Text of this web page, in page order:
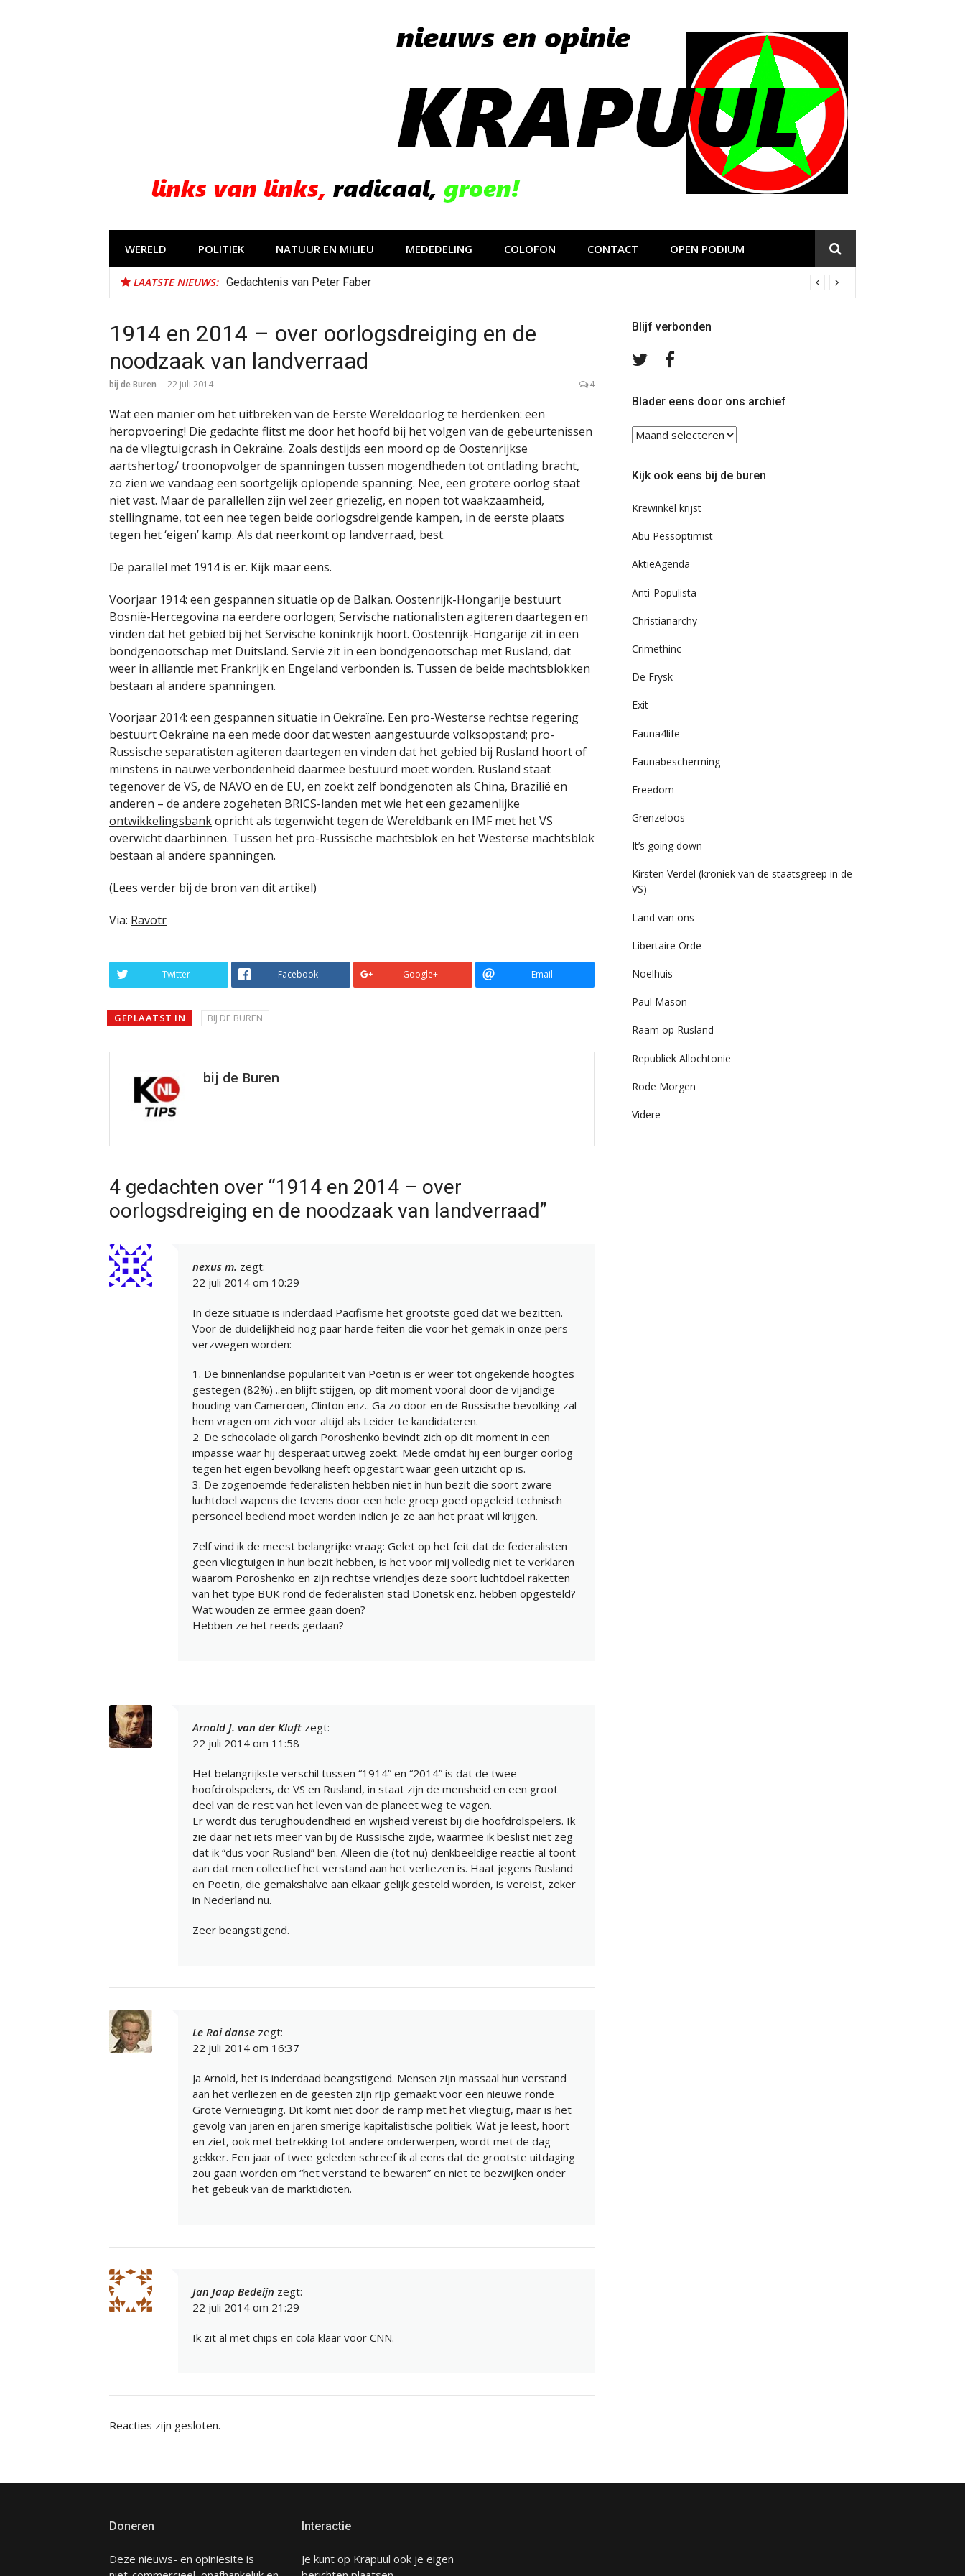
WERELD POLITIEK NATUUR EN MILIEU MEDEDELING COLOFON CONTACT OPEN PODIUM
LAATSTE NIEUWS: Gedachtenis van Peter Faber
1914 en 2014 – over oorlogsdreiging en de
noodzaak van landverraad
bij de Buren 22 juli 2014 4
Wat een manier om het uitbreken van de Eerste Wereldoorlog te herdenken: een
heropvoering! Die gedachte flitst me door het hoofd bij het volgen van de gebeurtenissen
na de vliegtuigcrash in Oekraïne. Zoals destijds een moord op de Oostenrijkse
aartshertog/ troonopvolger de spanningen tussen mogendheden tot ontlading bracht,
zo zien we vandaag een soortgelijk oplopende spanning. Nee, een grotere oorlog staat
niet vast. Maar de parallellen zijn wel zeer griezelig, en nopen tot waakzaamheid,
stellingname, tot een nee tegen beide oorlogsdreigende kampen, in de eerste plaats
tegen het ‘eigen’ kamp. Als dat neerkomt op landverraad, best.
De parallel met 1914 is er. Kijk maar eens.
Voorjaar 1914: een gespannen situatie op de Balkan. Oostenrijk-Hongarije bestuurt
Bosnië-Hercegovina na eerdere oorlogen; Servische nationalisten agiteren daartegen en
vinden dat het gebied bij het Servische koninkrijk hoort. Oostenrijk-Hongarije zit in een
bondgenootschap met Duitsland. Servië zit in een bondgenootschap met Rusland, dat
weer in alliantie met Frankrijk en Engeland verbonden is. Tussen de beide machtsblokken
bestaan al andere spanningen.
Voorjaar 2014: een gespannen situatie in Oekraïne. Een pro-Westerse rechtse regering
bestuurt Oekraïne na een mede door dat westen aangestuurde volksopstand; pro-
Russische separatisten agiteren daartegen en vinden dat het gebied bij Rusland hoort of
minstens in nauwe verbondenheid daarmee bestuurd moet worden. Rusland staat
tegenover de VS, de NAVO en de EU, en zoekt zelf bondgenoten als China, Brazilië en
anderen – de andere zogeheten BRICS-landen met wie het een gezamenlijke
ontwikkelingsbankopricht als tegenwicht tegen de Wereldbank en IMF met het VS
overwicht daarbinnen. Tussen het pro-Russische machtsblok en het Westerse machtsblok
bestaan al andere spanningen.
(Lees verder bij de bron van dit artikel)
Via: Ravotr
Twitter Facebook Google+ Email
GEPLAATST IN BIJ DE BUREN
bij de Buren
4 gedachten over “1914 en 2014 – over
oorlogsdreiging en de noodzaak van landverraad”
nexus m. zegt:
22 juli 2014 om 10:29
In deze situatie is inderdaad Pacifisme het grootste goed dat we bezitten.
Voor de duidelijkheid nog paar harde feiten die voor het gemak in onze pers
verzwegen worden:
1. De binnenlandse populariteit van Poetin is er weer tot ongekende hoogtes
gestegen (82%) ..en blijft stijgen, op dit moment vooral door de vijandige
houding van Cameroen, Clinton enz.. Ga zo door en de Russische bevolking zal
hem vragen om zich voor altijd als Leider te kandidateren.
2. De schocolade oligarch Poroshenko bevindt zich op dit moment in een
impasse waar hij desperaat uitweg zoekt. Mede omdat hij een burger oorlog
tegen het eigen bevolking heeft opgestart waar geen uitzicht op is.
3. De zogenoemde federalisten hebben niet in hun bezit die soort zware
luchtdoel wapens die tevens door een hele groep goed opgeleid technisch
personeel bediend moet worden indien je ze aan het praat wil krijgen.
Zelf vind ik de meest belangrijke vraag: Gelet op het feit dat de federalisten
geen vliegtuigen in hun bezit hebben, is het voor mij volledig niet te verklaren
waarom Poroshenko en zijn rechtse vriendjes deze soort luchtdoel raketten
van het type BUK rond de federalisten stad Donetsk enz. hebben opgesteld?
Wat wouden ze ermee gaan doen?
Hebben ze het reeds gedaan?
Arnold J. van der Kluft zegt:
22 juli 2014 om 11:58
Het belangrijkste verschil tussen “1914” en “2014” is dat de twee
hoofdrolspelers, de VS en Rusland, in staat zijn de mensheid en een groot
deel van de rest van het leven van de planeet weg te vagen.
Er wordt dus terughoudendheid en wijsheid vereist bij die hoofdrolspelers. Ik
zie daar net iets meer van bij de Russische zijde, waarmee ik beslist niet zeg
dat ik “dus voor Rusland” ben. Alleen die (tot nu) denkbeeldige reactie al toont
aan dat men collectief het verstand aan het verliezen is. Haat jegens Rusland
en Poetin, die gemakshalve aan elkaar gelijk gesteld worden, is vereist, zeker
in Nederland nu.
Zeer beangstigend.
Le Roi danse zegt:
22 juli 2014 om 16:37
Ja Arnold, het is inderdaad beangstigend. Mensen zijn massaal hun verstand
aan het verliezen en de geesten zijn rijp gemaakt voor een nieuwe ronde
Grote Vernietiging. Dit komt niet door de ramp met het vliegtuig, maar is het
gevolg van jaren en jaren smerige kapitalistische politiek. Wat je leest, hoort
en ziet, ook met betrekking tot andere onderwerpen, wordt met de dag
gekker. Een jaar of twee geleden schreef ik al eens dat de grootste uitdaging
zou gaan worden om “het verstand te bewaren” en niet te bezwijken onder
het gebeuk van de marktidioten.
Jan Jaap Bedeijn zegt:
22 juli 2014 om 21:29
Ik zit al met chips en cola klaar voor CNN.
Reacties zijn gesloten.
Blijf verbonden
Volg
TwitterFacebook
Blader eens door ons archief
Blader
eens
ons
Kijk ook eens bij de buren
Krewinkel krijst
Abu Pessoptimist
AktieAgenda
Anti-Populista
Christianarchy
Crimethinc
De Frysk
Exit
Fauna4life
Faunabescherming
Freedom
Grenzeloos
It’s going down
Kirsten Verdel (kroniek van de staatsgreep in de
VS)
Land van ons
Libertaire Orde
Noelhuis
Paul Mason
Raam op Rusland
Republiek Allochtonië
Rode Morgen
Videre
Doneren
Deze nieuws- en opiniesite is
Interactie
Je kunt op Krapuul ook je eigen